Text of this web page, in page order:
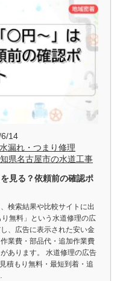
14
水漏れ・つまり修理
県名古屋市の水道工事
見る？依頼前の確認ポ
検索結果や比較サイトに出
無料」という水道修理の広
、広告に表示された安い金
業費・部品代・追加作業費
あります。 水道修理の広告
積もり無料・最短到着・追